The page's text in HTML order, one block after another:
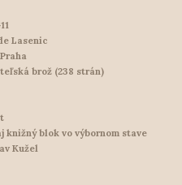
Lasenic
brož (238 strán)
knižný blok vo výbornom stave
Kužel